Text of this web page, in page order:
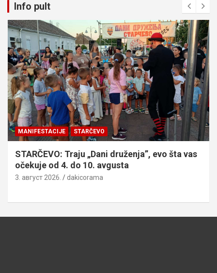
Info pult
MANIFESTACIJE STARČEVO
STARČEVO: Traju „Dani druženja”, evo šta vas
očekuje od 4. do 10. avgusta
3. август 2026. dakicorama